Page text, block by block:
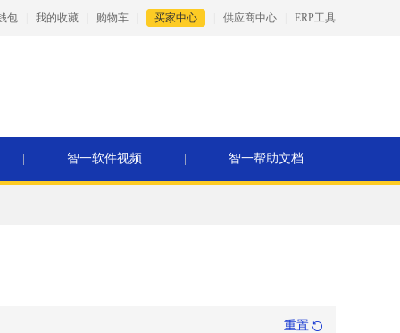
包 我的收藏 购物车 买家中心 供应商中心 ERP工具
智一软件视频 智一帮助文档
重置